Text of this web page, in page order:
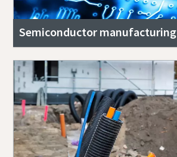
Semiconductor manufacturing